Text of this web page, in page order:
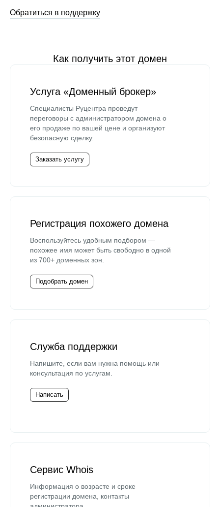
Обратиться в поддержку
Как получить этот домен
Услуга «Доменный брокер»
Специалисты Руцентра проведут
переговоры с администратором домена о
его продаже по вашей цене и организуют
безопасную сделку.
Заказать услугу
Регистрация похожего домена
Воспользуйтесь удобным подбором —
похожее имя может быть свободно в одной
из 700+ доменных зон.
Подобрать домен
Служба поддержки
Напишите, если вам нужна помощь или
консультация по услугам.
Написать
Сервис Whois
Информация о возрасте и сроке
регистрации домена, контакты